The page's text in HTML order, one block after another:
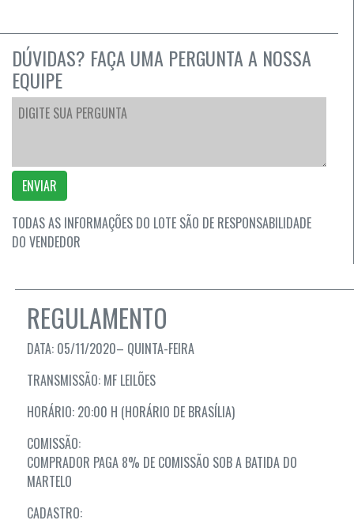
DÚVIDAS? FAÇA UMA PERGUNTA A NOSSA
EQUIPE
ENVIAR
TODAS AS INFORMAÇÕES DO LOTE SÃO DE RESPONSABILIDADE
DO VENDEDOR
REGULAMENTO
DATA: 05/11/2020– QUINTA-FEIRA
TRANSMISSÃO: MF LEILÕES
HORÁRIO: 20:00 H (HORÁRIO DE BRASÍLIA)
COMISSÃO:
COMPRADOR PAGA 8% DE COMISSÃO SOB A BATIDA DO
MARTELO
CADASTRO: